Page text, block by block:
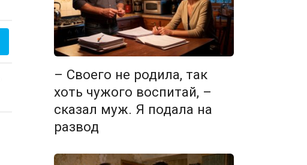
– Своего не родила, так
хоть чужого воспитай, –
сказал муж. Я подала на
развод